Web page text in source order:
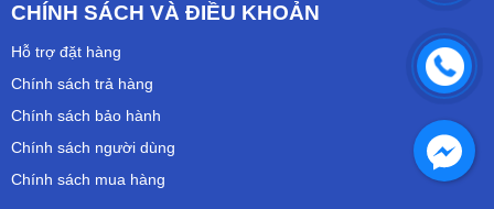
CHÍNH SÁCH VÀ ĐIỀU KHOẢN
Hỗ trợ đặt hàng
Chính sách trả hàng
Chính sách bảo hành
Chính sách người dùng
Chính sách mua hàng